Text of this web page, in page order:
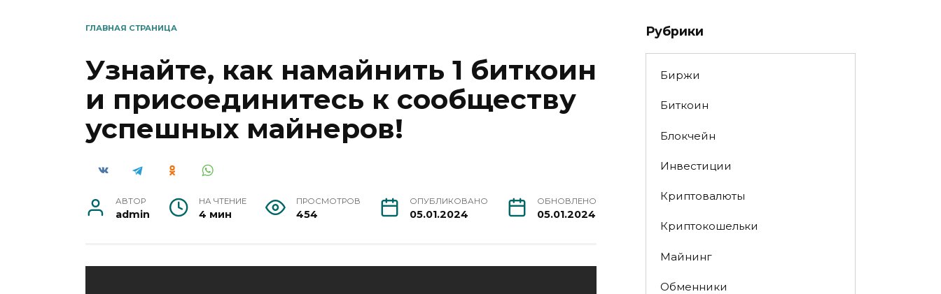
ГЛАВНАЯ СТРАНИЦА
Узнайте, как намайнить 1 биткоин
и присоединитесь к сообществу
успешных майнеров!
АВТОР
admin
НА ЧТЕНИЕ
4 мин
ПРОСМОТРОВ
454
ОПУБЛИКОВАНО
05.01.2024
ОБНОВЛЕНО
05.01.2024
Рубрики
Биржи
Биткоин
Блокчейн
Инвестиции
Криптовалюты
Криптокошельки
Майнинг
Обменники